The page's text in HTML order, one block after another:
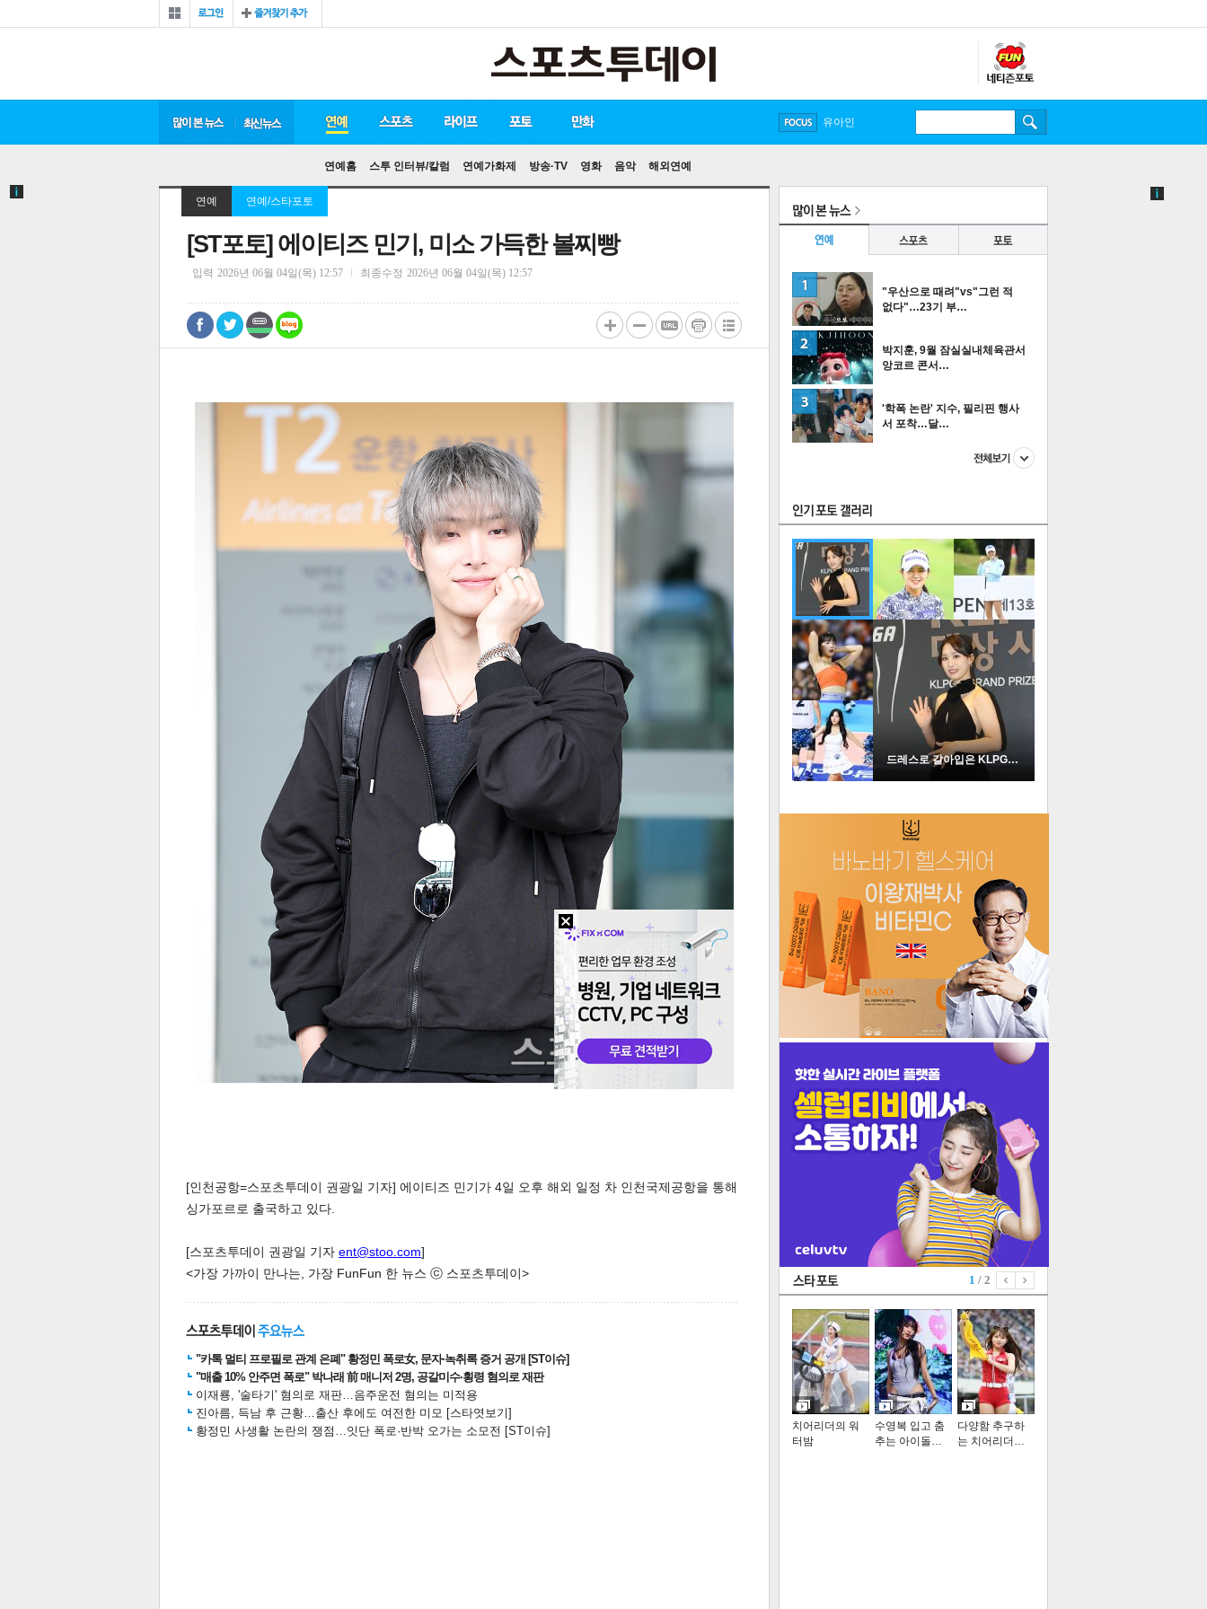
인
많이 본 뉴스 최신 뉴스 연예
연예홈 스투 인터뷰/칼럼 연예가화제 방송·TV 영화 음악 해외연예
스포츠 라이프 포토
FOCUS
유아인
연예 연예/스타포토
[ST포토] 에이티즈 민기, 미소 가득한 볼찌빵
입력 2026년 06월 04일(목) 12:57 최종수정 2026년 06월 04일(목) 12:57
네이
0
텍스
[인천공항=스포츠투데이 권광일 기자] 에이티즈 민기가 4일 오후 해외 일정 차 인천국제공항을 통해
싱가포르로 출국하고 있다.
[스포츠투데이 권광일 기자 ent@stoo.com]
<가장 가까이 만나는, 가장 FunFun 한 뉴스 ⓒ 스포츠투데이>
"카톡 멀티 프로필로 관계 은폐" 황정민 폭로女, 문자·녹취록 증거 공개 [ST이슈]
"매출 10% 안주면 폭로" 박나래 前 매니저 2명, 공갈미수·횡령 혐의로 재판
이재룡, '술타기' 혐의로 재판…음주운전 혐의는 미적용
진아름, 득남 후 근황…출산 후에도 여전한 미모 [스타엿보기]
황정민 사생활 논란의 쟁점…잇단 폭로·반박 오가는 소모전 [ST이슈]
많이 본 뉴스
연예
스포츠 포토
"우산으로 때려"vs"그런 적
없다"…23기 부…
2
박지훈, 9월 잠실실내체육관서
앙코르 콘서…
'학폭 논란' 지수, 필리핀 행사
서 포착…달…
더보기
인기포토
드레스로 갈아입은 KLPGA …
1 / 2
치어리더의 워
터밤
수영복 입고 춤
추는 아이돌…
다양함 추구하
는 치어리더…